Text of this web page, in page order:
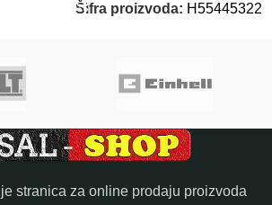
Šifra proizvoda: H55445322
stranica za online prodaju proizvoda